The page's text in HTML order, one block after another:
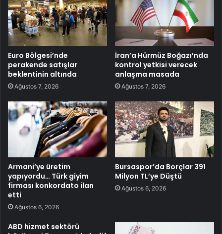
Euro Bölgesi’nde
perakende satışlar
beklentinin altında
Ağustos 7, 2026
İran’a Hürmüz Boğazı’nda
kontrol yetkisi verecek
anlaşma masada
Ağustos 7, 2026
Armani’ye üretim
yapıyordu… Türk giyim
firması konkordato ilan
etti
Ağustos 6, 2026
Bursaspor’da Borçlar 391
Milyon TL’ye Düştü
Ağustos 6, 2026
ABD hizmet sektörü